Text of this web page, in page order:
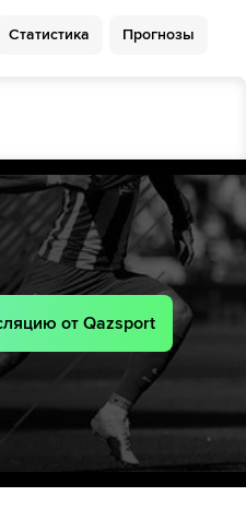
Ибрагим Маза
Рамис Зерруки
Mohamed Tougai
46´
Амин Гуири
Надир Бенбуали
63´
Статистика Прогнозы
от Qazsport